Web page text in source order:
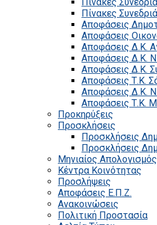
Πίνακες
Αποφάσεις
Αποφάσεις
Αποφάσεις Δ.Κ.
Αποφάσεις Δ.Κ.
Αποφάσεις Δ.Κ.
Αποφάσεις Τ.Κ.
Αποφάσεις Δ.Κ.
Αποφάσεις Τ.Κ.
Προκηρύξεις
Προσκλήσεις
Προσκλήσεις
Προσκλήσεις
Μηνιαίος Απολογισμός
Κέντρα Κοινότητας
Προσλήψεις
Αποφάσεις Ε.Π.Ζ.
Ανακοινώσεις
Πολιτική Προστασία